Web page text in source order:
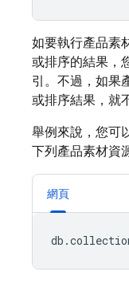
如要執行產品素
或排序的結果，
引。不過，如果
或排序結果，就
舉例來說，您可
下列產品素材資
網頁